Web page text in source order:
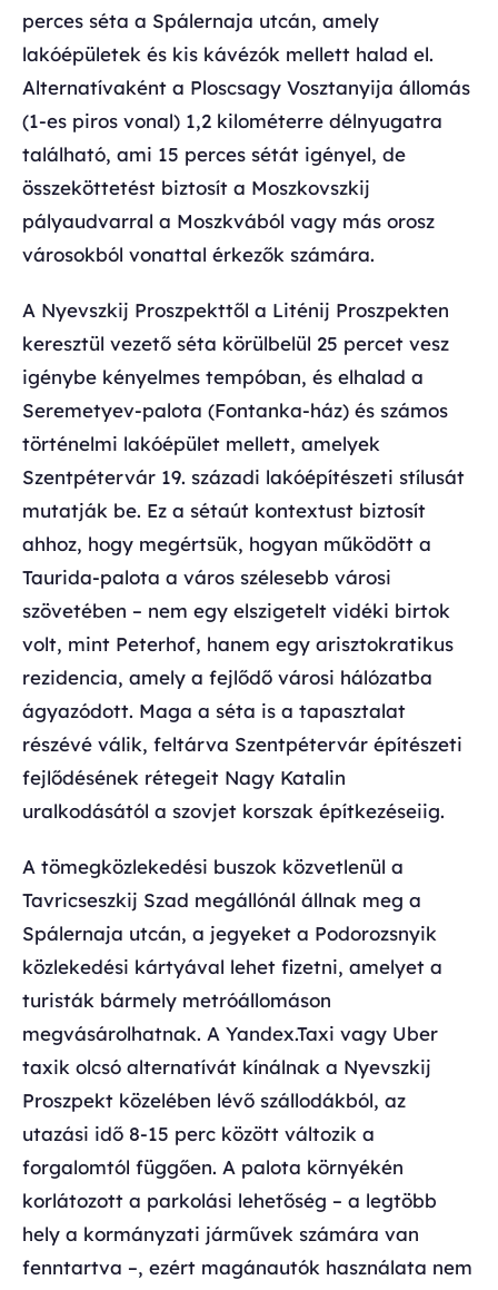
perces séta a Spálernaja utcán, amely
lakóépületek és kis kávézók mellett halad el.
Alternatívaként a Ploscsagy Vosztanyija állomás
(1-es piros vonal) 1,2 kilométerre délnyugatra
található, ami 15 perces sétát igényel, de
összeköttetést biztosít a Moszkovszkij
pályaudvarral a Moszkvából vagy más orosz
városokból vonattal érkezők számára.
A Nyevszkij Proszpekttől a Liténij Proszpekten
keresztül vezető séta körülbelül 25 percet vesz
igénybe kényelmes tempóban, és elhalad a
Seremetyev-palota (Fontanka-ház) és számos
történelmi lakóépület mellett, amelyek
Szentpétervár 19. századi lakóépítészeti stílusát
mutatják be. Ez a sétaút kontextust biztosít
ahhoz, hogy megértsük, hogyan működött a
Taurida-palota a város szélesebb városi
szövetében – nem egy elszigetelt vidéki birtok
volt, mint Peterhof, hanem egy arisztokratikus
rezidencia, amely a fejlődő városi hálózatba
ágyazódott. Maga a séta is a tapasztalat
részévé válik, feltárva Szentpétervár építészeti
fejlődésének rétegeit Nagy Katalin
uralkodásától a szovjet korszak építkezéseiig.
A tömegközlekedési buszok közvetlenül a
Tavricseszkij Szad megállónál állnak meg a
Spálernaja utcán, a jegyeket a Podorozsnyik
közlekedési kártyával lehet fizetni, amelyet a
turisták bármely metróállomáson
megvásárolhatnak. A Yandex.Taxi vagy Uber
taxik olcsó alternatívát kínálnak a Nyevszkij
Proszpekt közelében lévő szállodákból, az
utazási idő 8-15 perc között változik a
forgalomtól függően. A palota környékén
korlátozott a parkolási lehetőség – a legtöbb
hely a kormányzati járművek számára van
fenntartva –, ezért magánautók használata nem